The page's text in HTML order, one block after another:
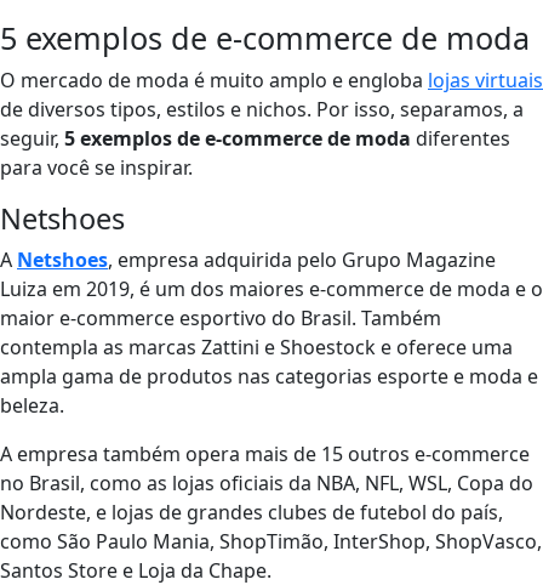
5 exemplos de e-commerce de moda
O mercado de moda é muito amplo e engloba lojas virtuais
de diversos tipos, estilos e nichos. Por isso, separamos, a
seguir, 5 exemplos de e-commerce de moda diferentes
para você se inspirar.
Netshoes
A Netshoes, empresa adquirida pelo Grupo Magazine
Luiza em 2019, é um dos maiores e-commerce de moda e o
maior e-commerce esportivo do Brasil. Também
contempla as marcas Zattini e Shoestock e oferece uma
ampla gama de produtos nas categorias esporte e moda e
beleza.
A empresa também opera mais de 15 outros e-commerce
no Brasil, como as lojas oficiais da NBA, NFL, WSL, Copa do
Nordeste, e lojas de grandes clubes de futebol do país,
como São Paulo Mania, ShopTimão, InterShop, ShopVasco,
Santos Store e Loja da Chape.